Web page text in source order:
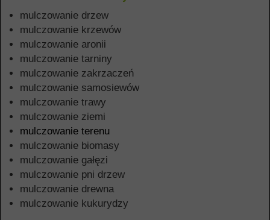
mulczowanie drzew
mulczowanie krzewów
mulczowanie aronii
mulczowanie tarniny
mulczowanie zakrzaczeń
mulczowanie samosiewów
mulczowanie trawy
mulczowanie ziemi
mulczowanie terenu
mulczowanie biomasy
mulczowanie gałęzi
mulczowanie pni drzew
mulczowanie drewna
mulczowanie kukurydzy